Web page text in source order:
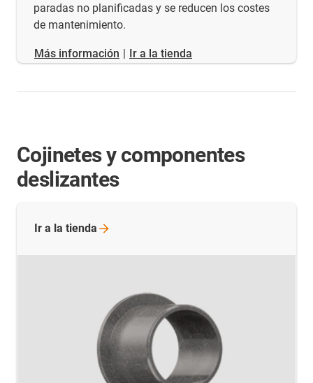
paradas no planificadas y se reducen los costes
de mantenimiento.
​​​​​​​Más información | Ir a la tienda
Cojinetes y componentes
deslizantes
Ir a la tienda